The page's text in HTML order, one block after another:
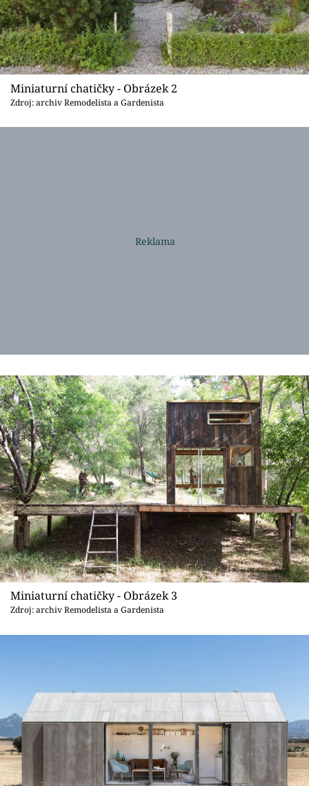
Miniaturní chatičky - Obrázek 2
Zdroj: archiv Remodelista a Gardenista
Miniaturní chatičky - Obrázek 3
Zdroj: archiv Remodelista a Gardenista